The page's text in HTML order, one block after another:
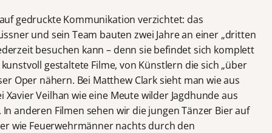
gedruckte Kommunikation verzichtet: das
und sein Team bauten zwei Jahre an einer „dritten
besuchen kann – denn sie befindet sich komplett
gestaltete Filme, von Künstlern die sich „über
Oper nähern. Bei Matthew Clark sieht man wie aus
Veilhan wie eine Meute wilder Jagdhunde aus
anderen Filmen sehen wir die jungen Tänzer Bier auf
wie Feuerwehrmänner nachts durch den